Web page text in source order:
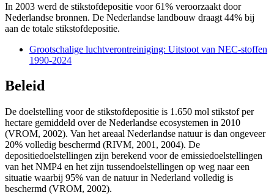
In 2003 werd de stikstofdepositie voor 61% veroorzaakt door
Nederlandse bronnen. De Nederlandse landbouw draagt 44% bij
aan de totale stikstofdepositie.
Grootschalige luchtverontreiniging: Uitstoot van NEC-stoffen
1990-2024
Beleid
De doelstelling voor de stikstofdepositie is 1.650 mol stikstof per
hectare gemiddeld over de Nederlandse ecosystemen in 2010
(VROM, 2002). Van het areaal Nederlandse natuur is dan ongeveer
20% volledig beschermd (RIVM, 2001, 2004). De
depositiedoelstellingen zijn berekend voor de emissiedoelstellingen
van het NMP4 en het zijn tussendoelstellingen op weg naar een
situatie waarbij 95% van de natuur in Nederland volledig is
beschermd (VROM, 2002).